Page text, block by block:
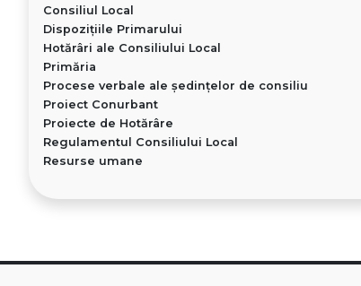
Consiliul Local
Dispoziţiile Primarului
Hotărâri ale Consiliului Local
Primăria
Procese verbale ale ședințelor de consiliu
Proiect Conurbant
Proiecte de Hotărâre
Regulamentul Consiliului Local
Resurse umane